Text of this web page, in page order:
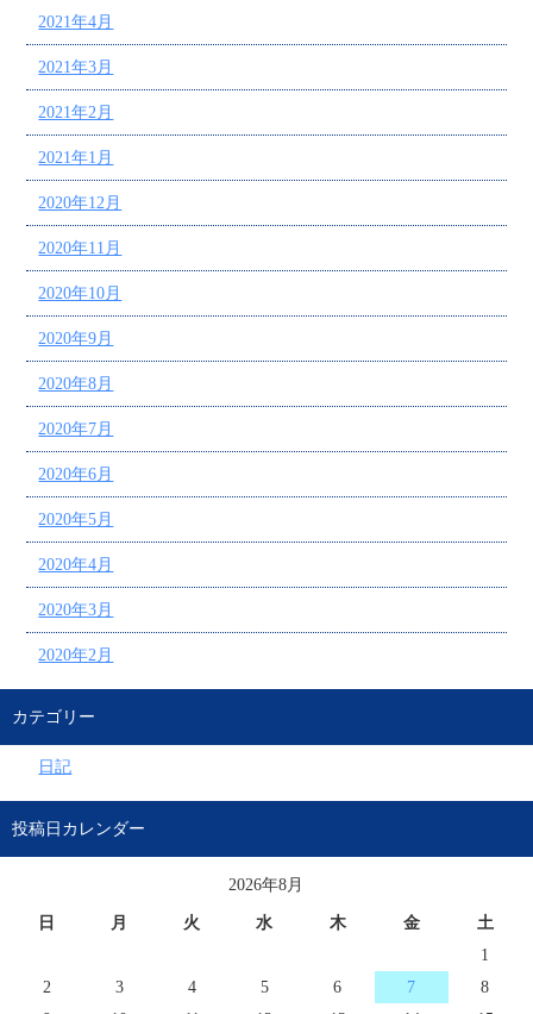
2021年4月
2021年3月
2021年2月
2021年1月
2020年12月
2020年11月
2020年10月
2020年9月
2020年8月
2020年7月
2020年6月
2020年5月
2020年4月
2020年3月
2020年2月
カテゴリー
日記
投稿日カレンダー
2026年8月
日 月 火 水 木 金
土
1
2
3 4 5 6 7
8